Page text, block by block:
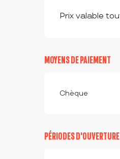
Prix valable
MOYENS DE PAIEMENT
Chèque
PÉRIODES D'OUVERTURE